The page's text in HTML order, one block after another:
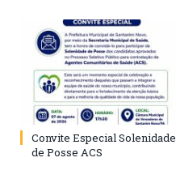
Convite Especial Solenidade
de Posse ACS